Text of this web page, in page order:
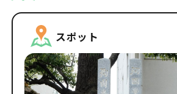
スポット